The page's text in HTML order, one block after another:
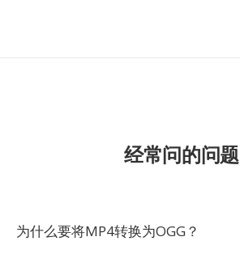
经常问的问题
为什么要将MP4转换为OGG？